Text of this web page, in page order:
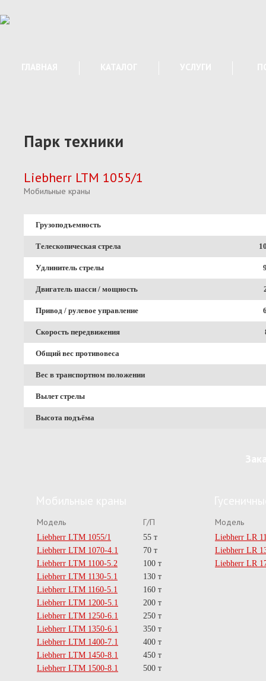
Парк техники
Liebherr LTM 1055/1
Мобильные краны
Грузоподъемность
Телескопическая стрела
Удлинитель стрелы
Двигатель шасси / мощность
Привод / рулевое управление
Скорость передвижения
Общий вес противовеса
Вес в транспортном положении
Вылет стрелы
Высота подъёма
Модель Г/П
Liebherr LTM 1055/1
55 т
Liebherr LTM 1070-4.1
70 т
Liebherr LTM 1100-5.2
100 т
Liebherr LTM 1130-5.1
130 т
Liebherr LTM 1160-5.1
160 т
Liebherr LTM 1200-5.1
200 т
Liebherr LTM 1250-6.1
250 т
Liebherr LTM 1350-6.1
350 т
Liebherr LTM 1400-7.1
400 т
Liebherr LTM 1450-8.1
450 т
Liebherr LTM 1500-8.1
500 т
Модель
Liebherr LR
Liebherr LR
Liebherr LR